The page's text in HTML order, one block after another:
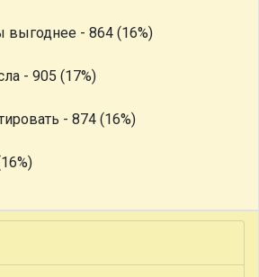
выгоднее - 864 (16%)
- 905 (17%)
- 874 (16%)